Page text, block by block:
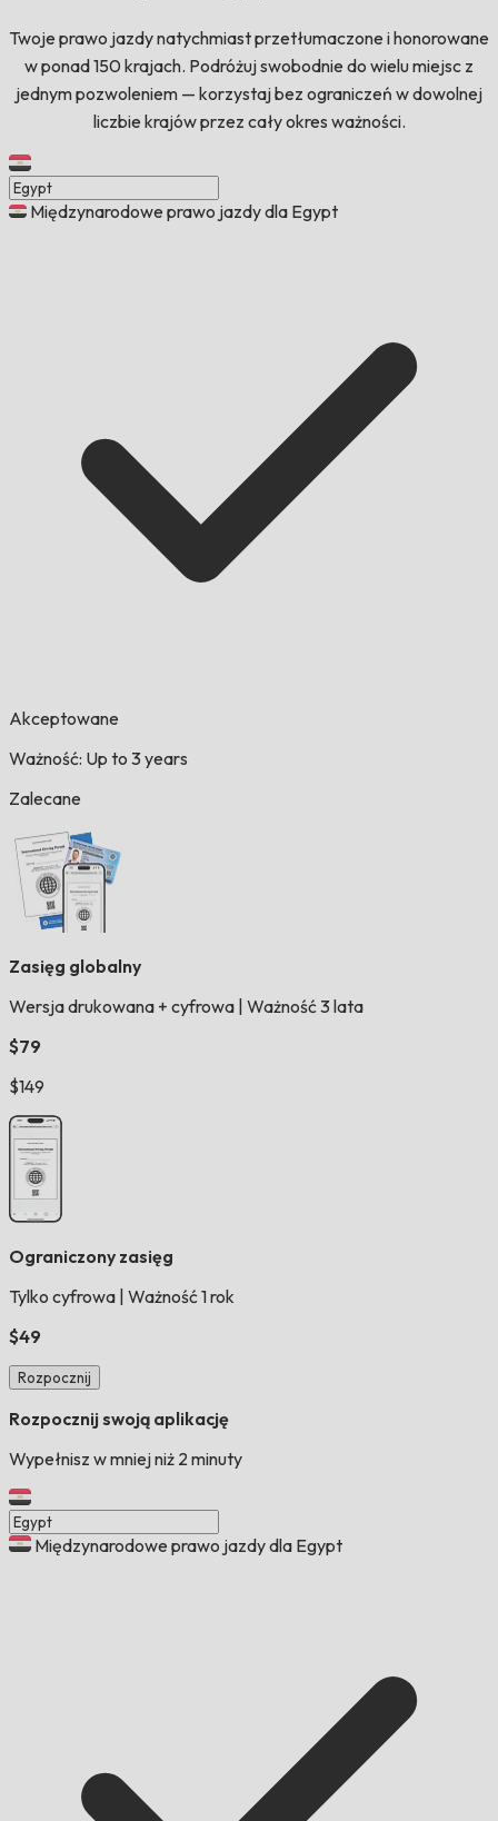
Twoje prawo jazdy natychmiast przetłumaczone i honorowane
w ponad 150 krajach. Podróżuj swobodnie do wielu miejsc z
jednym pozwoleniem — korzystaj bez ograniczeń w dowolnej
liczbie krajów przez cały okres ważności.
Międzynarodowe prawo jazdy dla Egypt
Akceptowane
Ważność: Up to 3 years
Zalecane
Zasięg globalny
Wersja drukowana + cyfrowa Ważność 3 lata
$79
$149
Ograniczony zasięg
Tylko cyfrowa Ważność 1 rok
$49
Rozpocznij
Rozpocznij swoją aplikację
Wypełnisz w mniej niż 2 minuty
Międzynarodowe prawo jazdy dla Egypt